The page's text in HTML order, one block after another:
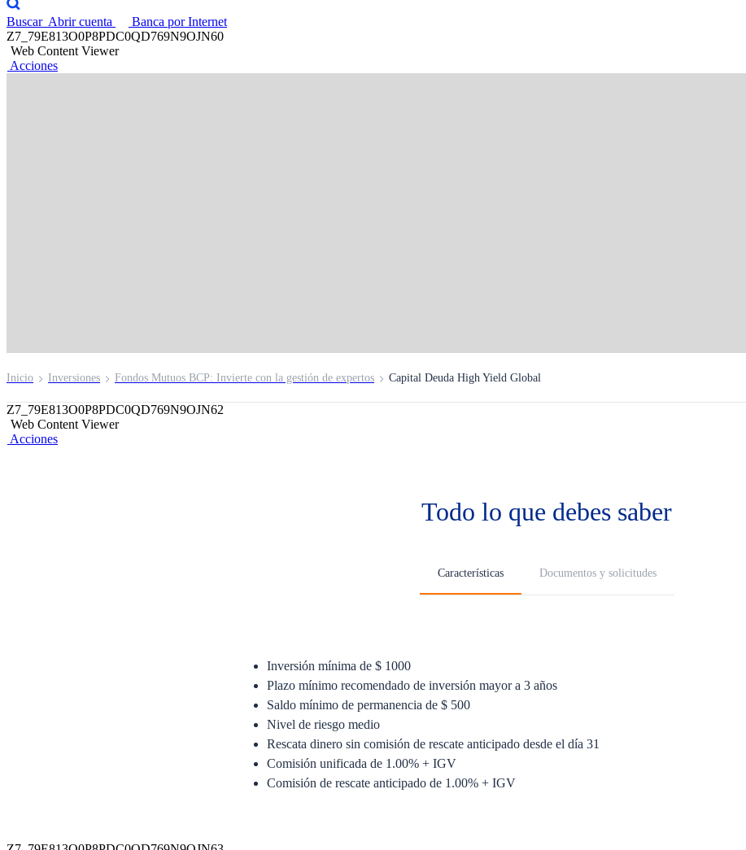
Buscar Abrir cuenta
Banca por Internet
Z7_79E813O0P8PDC0QD769N9OJN60
Web Content Viewer
Acciones
Inicio Inversiones Fondos Mutuos BCP: Invierte con la gestión de expertos Capital Deuda High Yield Global
Z7_79E813O0P8PDC0QD769N9OJN62
Web Content Viewer
Acciones
Todo lo que debes saber
Características Documentos y solicitudes
Inversión mínima de $ 1000
Plazo mínimo recomendado de inversión mayor a 3 años
Saldo mínimo de permanencia de $ 500
Nivel de riesgo medio
Rescata dinero sin comisión de rescate anticipado desde el día 31
Comisión unificada de 1.00% + IGV
Comisión de rescate anticipado de 1.00% + IGV